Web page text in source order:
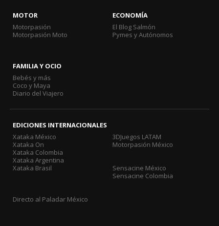
MOTOR
Motorpasión
Motorpasión Moto
ECONOMÍA
El Blog Salmón
Pymes y Autónomos
FAMILIA Y OCIO
Bebés y más
Coco y Maya
Diario del Viajero
EDICIONES INTERNACIONALES
Xataka México
Xataka On
Xataka Colombia
Xataka Argentina
Xataka Brasil
3DJuegos LATAM
Motorpasión México
Sensacine México
Sensacine Colombia
Directo al Paladar México